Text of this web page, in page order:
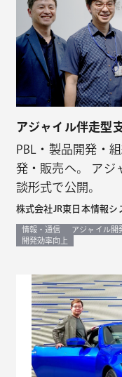
アジャイル伴走型
PBL・製品開発・
発・販売へ。 アジ
談形式で公開。
株式会社JR東日本情報シ
情報・通信 アジャイル開
開発効率向上